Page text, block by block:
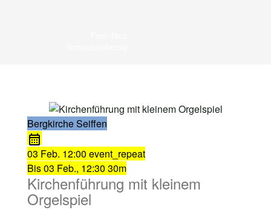
Bergkirche Seiffen
03 Feb. 12:00 event_repeat
Bis03 Feb., 12:30 30m
Kirchenführung mit kleinem
Orgelspiel